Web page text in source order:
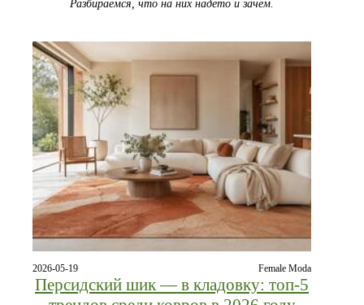
Разбираемся, что на них надето и зачем.
2026-05-19 Female Moda
Персидский шик — в кладовку: топ-5